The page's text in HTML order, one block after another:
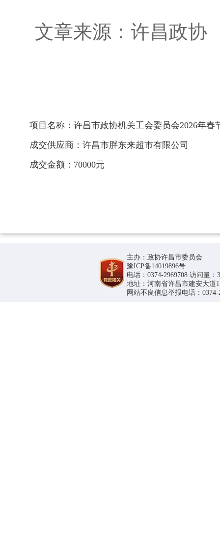
文章来源：许昌政
项目名称：许昌市政协机关工会委员会2026年春
成交供应商：许昌市胖东来超市有限公司
成交金额： 70000元
主办：政协许昌市委员会
豫ICP备14019896号
电话：0374-2969708 访问量：
地址：河南省许昌市建安大道
网站不良信息举报电话：